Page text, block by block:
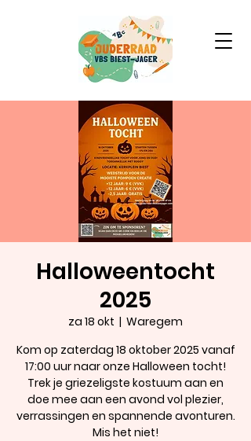
Halloweentocht
2025
za 18 okt
  |
Waregem
Kom op zaterdag 18 oktober 2025 vanaf
17:00 uur naar onze Halloween tocht!
Trek je griezeligste kostuum aan en
doe mee aan een avond vol plezier,
verrassingen en spannende avonturen.
Mis het niet!